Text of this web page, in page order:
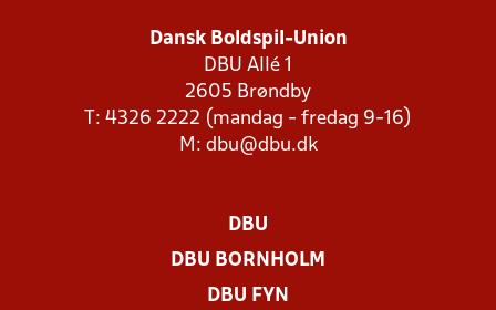
Dansk Boldspil-Union
DBU Allé 1
2605 Brøndby
T: 4326 2222 (mandag - fredag 9-16)
M: dbu@dbu.dk
DBU
DBU BORNHOLM
DBU FYN